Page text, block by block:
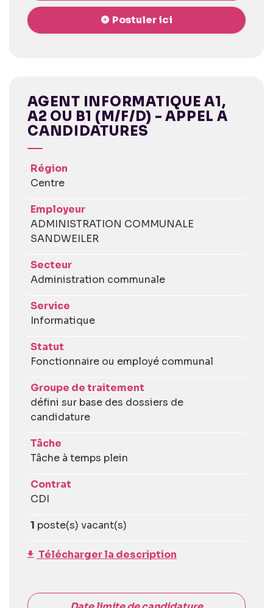
Postuler ici
AGENT INFORMATIQUE A1,
A2 OU B1 (M/F/D) - APPEL A
CANDIDATURES
Région
Centre
Employeur
ADMINISTRATION COMMUNALE
SANDWEILER
Secteur
Administration communale
Service
Informatique
Statut
Fonctionnaire ou employé communal
Groupe de traitement
défini sur base des dossiers de
candidature
Tâche
Tâche à temps plein
Contrat
CDI
1 poste(s) vacant(s)
Télécharger la description